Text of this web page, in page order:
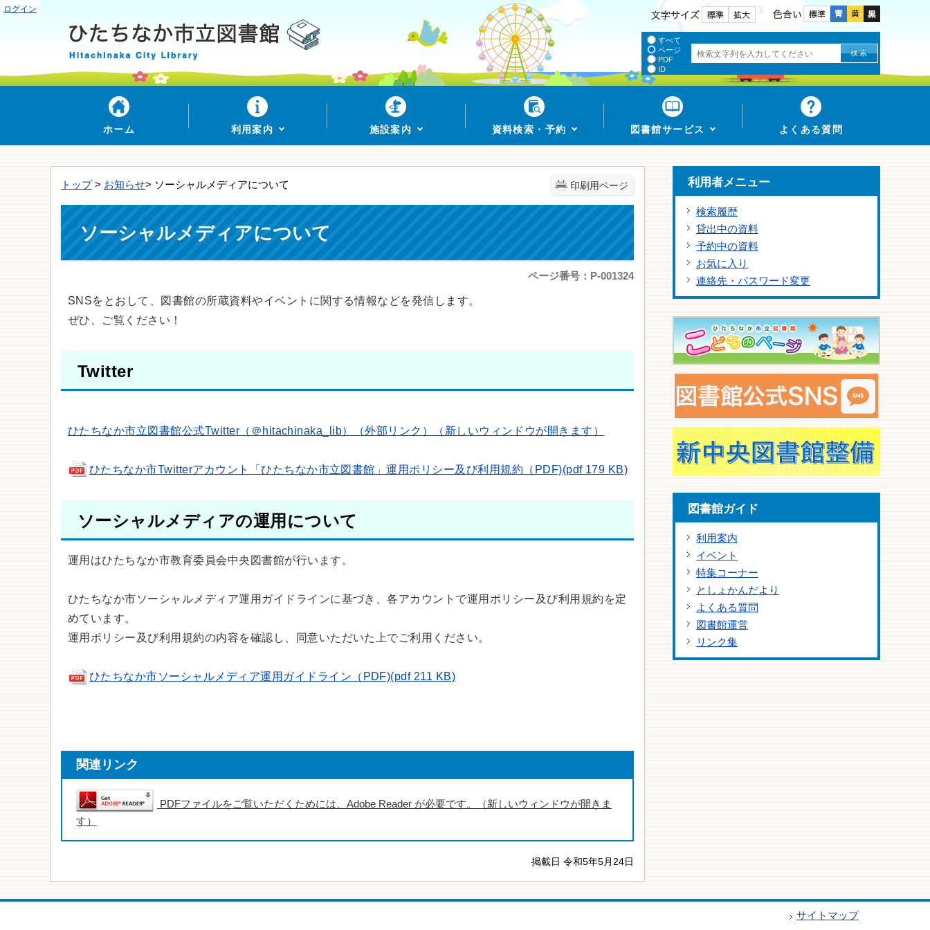
色合い
文字サイズ
ログイン
すべて
ページ
PDF
ID
ホーム 利用案内 施設案内 資料検索・予約 図書館サービス よくある質問
印刷用ページ
トップ> お知らせ> ソーシャルメディアについて
ソーシャルメディアについて
ページ番号：P-001324
SNSをとおして、図書館の所蔵資料やイベントに関する情報などを発信します。
ぜひ、ご覧ください！
Twitter
ひたちなか市立図書館公式Twitter（＠hitachinaka_lib）（外部リンク）（新しいウィンドウが開きます）
ひたちなか市Twitterアカウント「ひたちなか市立図書館」運用ポリシー及び利用規約（PDF)(pdf 179 KB)
ソーシャルメディアの運用について
運用はひたちなか市教育委員会中央図書館が行います。
ひたちなか市ソーシャルメディア運用ガイドラインに基づき、各アカウントで運用ポリシー及び利用規約を定
めています。
運用ポリシー及び利用規約の内容を確認し、同意いただいた上でご利用ください。
ひたちなか市ソーシャルメディア運用ガイドライン（PDF)(pdf 211 KB)
関連リンク
PDFファイルをご覧いただくためには、Adobe Reader が必要です。（新しいウィンドウが開きま
す）
掲載日 令和5年5月24日
利用者メニュー
検索履歴
貸出中の資料
予約中の資料
お気に入り
連絡先・パスワード変更
図書館ガイド
利用案内
イベント
特集コーナー
としょかんだより
よくある質問
図書館運営
リンク集
サイトマップ